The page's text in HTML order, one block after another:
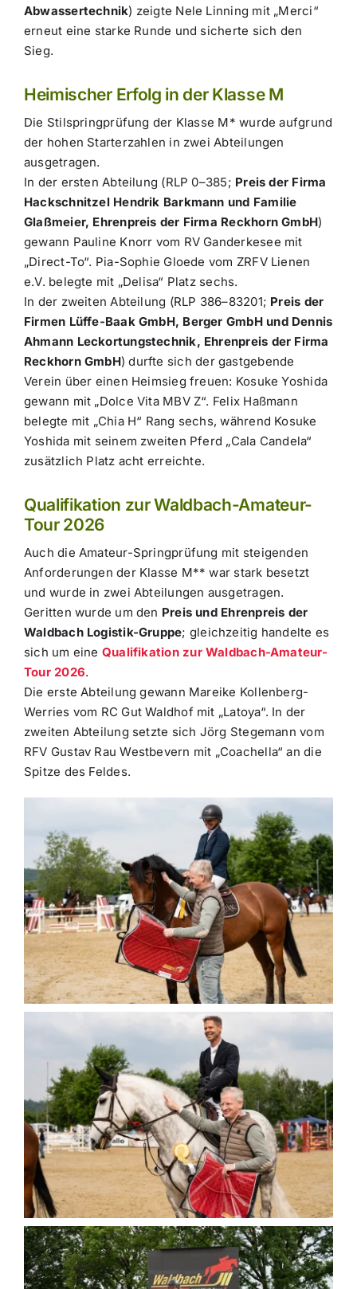
Abwassertechnik) zeigte Nele Linning mit „Merci“
erneut eine starke Runde und sicherte sich den
Sieg.
Heimischer Erfolg in der Klasse M
Die Stilspringprüfung der Klasse M* wurde aufgrund
der hohen Starterzahlen in zwei Abteilungen
ausgetragen.
In der ersten Abteilung (RLP 0–385; Preis der Firma
Hackschnitzel Hendrik Barkmann und Familie
Glaßmeier, Ehrenpreis der Firma Reckhorn GmbH)
gewann Pauline Knorr vom RV Ganderkesee mit
„Direct-To“. Pia-Sophie Gloede vom ZRFV Lienen
e.V. belegte mit „Delisa“ Platz sechs.
In der zweiten Abteilung (RLP 386–83201; Preis der
Firmen Lüffe-Baak GmbH, Berger GmbH und Dennis
Ahmann Leckortungstechnik, Ehrenpreis der Firma
Reckhorn GmbH) durfte sich der gastgebende
Verein über einen Heimsieg freuen: Kosuke Yoshida
gewann mit „Dolce Vita MBV Z“. Felix Haßmann
belegte mit „Chia H“ Rang sechs, während Kosuke
Yoshida mit seinem zweiten Pferd „Cala Candela“
zusätzlich Platz acht erreichte.
Qualifikation zur Waldbach-Amateur-
Tour 2026
Auch die Amateur-Springprüfung mit steigenden
Anforderungen der Klasse M** war stark besetzt
und wurde in zwei Abteilungen ausgetragen.
Geritten wurde um den Preis und Ehrenpreis der
Waldbach Logistik-Gruppe; gleichzeitig handelte es
sich um eine Qualifikation zur Waldbach-Amateur-
Tour 2026.
Die erste Abteilung gewann Mareike Kollenberg-
Werries vom RC Gut Waldhof mit „Latoya“. In der
zweiten Abteilung setzte sich Jörg Stegemann vom
RFV Gustav Rau Westbevern mit „Coachella“ an die
Spitze des Feldes.